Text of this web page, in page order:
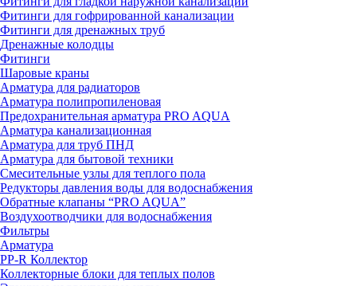
Фитинги для гофрированной канализации
Фитинги для дренажных труб
Дренажные колодцы
Фитинги
Шаровые краны
Арматура для радиаторов
Арматура полипропиленовая
Предохранительная арматура PRO AQUA
Арматура канализационная
Арматура для труб ПНД
Арматура для бытовой техники
Смесительные узлы для теплого пола
Редукторы давления воды для водоснабжения
Обратные клапаны “PRO AQUA”
Воздухоотводчики для водоснабжения
Фильтры
Арматура
PP-R Коллектор
Коллекторные блоки для теплых полов